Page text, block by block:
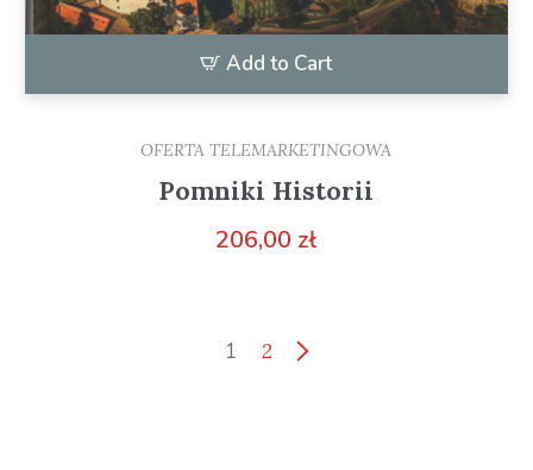
Add to Cart
OFERTA TELEMARKETINGOWA
Pomniki Historii
206,00 zł
1 2